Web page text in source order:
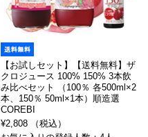
【お試しセット】【送料無料】ザ
クロジュース 100% 150% 3本飲
み比べセット （100％ 各500ml×2
本、150％ 50ml×1本）順造選
COREBI
¥2,808 （税込）